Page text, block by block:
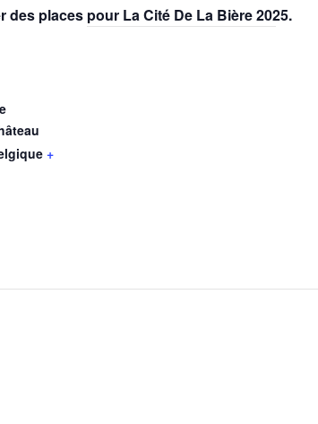
places pour La Cité De La Bière 2025.
+